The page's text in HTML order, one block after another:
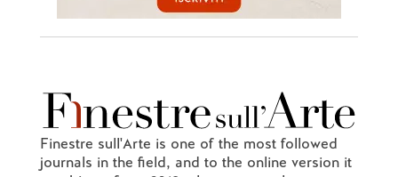
Finestre sull'Arte is one of the most followed
journals in the field, and to the online version it